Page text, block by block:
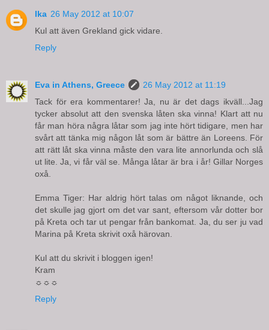
Ika 26 May 2012 at 10:07
Kul att även Grekland gick vidare.
Reply
Eva in Athens, Greece
26 May 2012 at 11:19
Tack för era kommentarer! Ja, nu är det dags ikväll...Jag
tycker absolut att den svenska låten ska vinna! Klart att nu
får man höra några låtar som jag inte hört tidigare, men har
svårt att tänka mig någon låt som är bättre än Loreens. För
att rätt låt ska vinna måste den vara lite annorlunda och slå
ut lite. Ja, vi får väl se. Många låtar är bra i år! Gillar Norges
oxå.
Emma Tiger: Har aldrig hört talas om något liknande, och
det skulle jag gjort om det var sant, eftersom vår dotter bor
på Kreta och tar ut pengar från bankomat. Ja, du ser ju vad
Marina på Kreta skrivit oxå härovan.
Kul att du skrivit i bloggen igen!
Kram
☼☼☼
Reply